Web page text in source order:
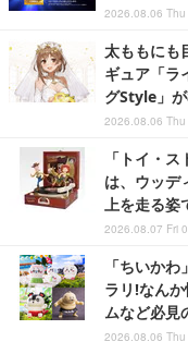
2026.08.06
太ももにも
ギュア「ラ
グStyle」
2026.08.06
「トイ・
は、ウッデ
上を走る
2026.08.07 Fri
「ちいか
ラリ!なん
ムなど必見
2026.08.06